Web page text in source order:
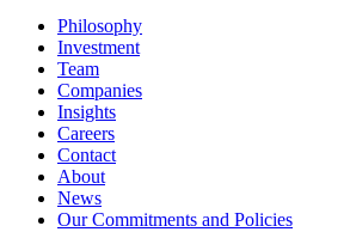
Philosophy
Investment
Team
Companies
Insights
Careers
Contact
About
News
Our Commitments and Policies